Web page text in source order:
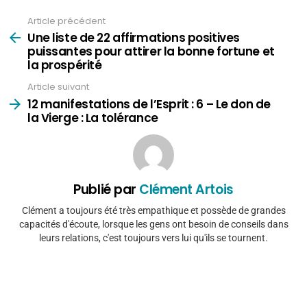
plus
Article précédent
Une liste de 22 affirmations positives
puissantes pour attirer la bonne fortune et
la prospérité
Article suivant
12 manifestations de l’Esprit : 6 – Le don de
la Vierge : La tolérance
Publié par Clément Artois
Clément a toujours été très empathique et possède de grandes
capacités d'écoute, lorsque les gens ont besoin de conseils dans
leurs relations, c'est toujours vers lui qu'ils se tournent.